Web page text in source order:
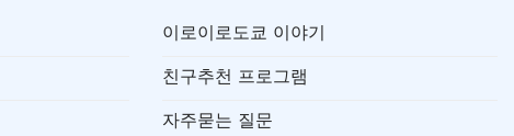
이로이로도쿄 이야기
친구추천 프로그램
자주묻는 질문